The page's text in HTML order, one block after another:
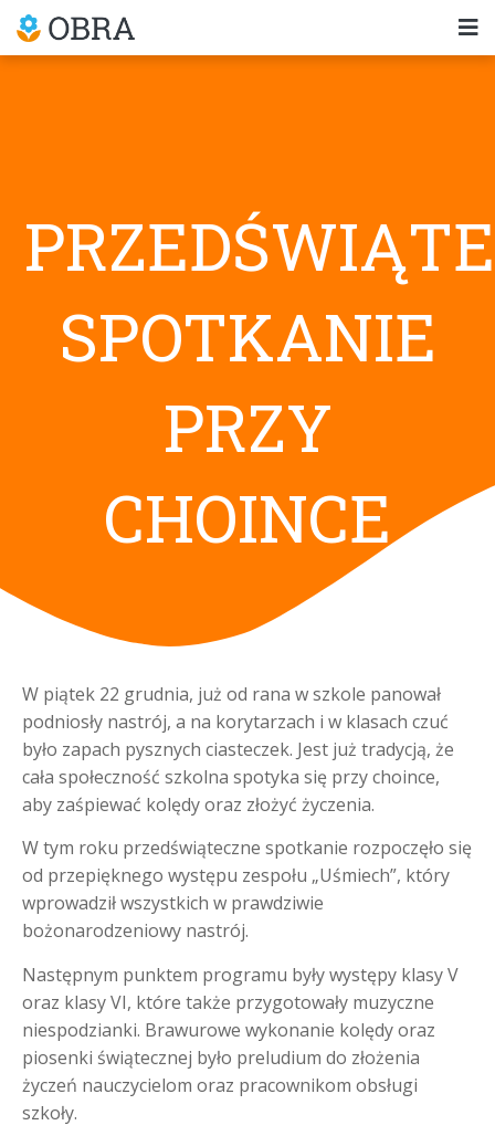
SPOTKANIE
PRZY
CHOINCE
W piątek 22 grudnia, już od rana w szkole panował
podniosły nastrój, a na korytarzach i w klasach czuć
było zapach pysznych ciasteczek. Jest już tradycją, że
cała społeczność szkolna spotyka się przy choince,
aby zaśpiewać kolędy oraz złożyć życzenia.
W tym roku przedświąteczne spotkanie rozpoczęło się
od przepięknego występu zespołu „Uśmiech”, który
wprowadził wszystkich w prawdziwie
bożonarodzeniowy nastrój.
Następnym punktem programu były występy klasy V
oraz klasy VI, które także przygotowały muzyczne
niespodzianki. Brawurowe wykonanie kolędy oraz
piosenki świątecznej było preludium do złożenia
życzeń nauczycielom oraz pracownikom obsługi
szkoły.